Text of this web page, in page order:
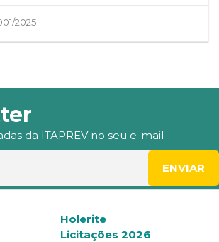
2025
da ITAPREV no seu e-mail
Holerite
Licitações 2026